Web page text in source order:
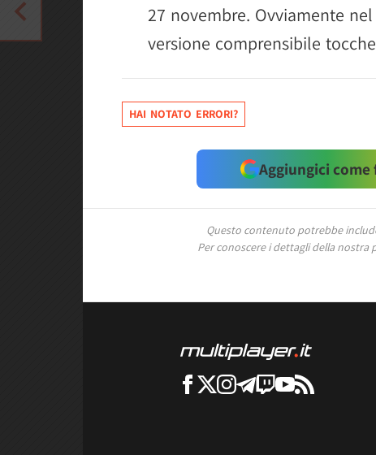
27 novembre. Ovviamente
versione comprensibile
HAI NOTATO ERRORI?
Aggiungici
Questo contenuto potrebbe
Per conoscere i dettagli della nostra